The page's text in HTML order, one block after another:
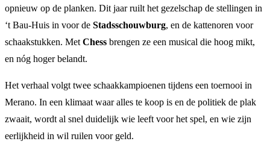
opnieuw op de planken. Dit jaar ruilt het gezelschap de stellingen in
‘t Bau-Huis in voor de Stadsschouwburg, en de kattenoren voor
schaakstukken. Met Chess brengen ze een musical die hoog mikt,
en nóg hoger belandt.
Het verhaal volgt twee schaakkampioenen tijdens een toernooi in
Merano. In een klimaat waar alles te koop is en de politiek de plak
zwaait, wordt al snel duidelijk wie leeft voor het spel, en wie zijn
eerlijkheid in wil ruilen voor geld.